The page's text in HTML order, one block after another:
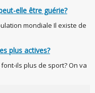
elle être guérie?
mondiale Il existe de
plus actives?
ils plus de sport? On va